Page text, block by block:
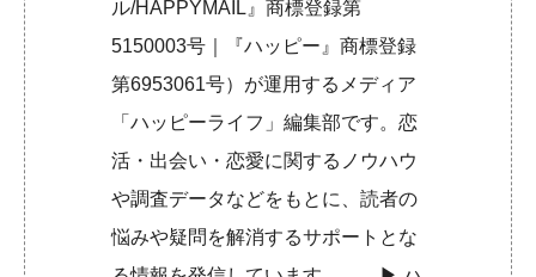
ル/HAPPYMAIL』商標登録第
5150003号｜『ハッピー』商標登録
第6953061号）が運用するメディア
「ハッピーライフ」編集部です。恋
活・出会い・恋愛に関するノウハウ
や調査データなどをもとに、読者の
悩みや疑問を解消するサポートとな